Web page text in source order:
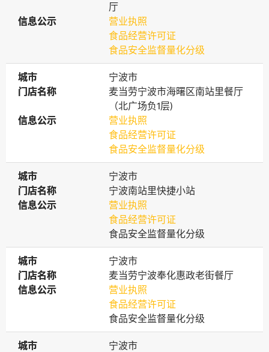
厅
信息公示
信息公示
营业执照
食品经营许可证
食品安全监督量化分级
城市
城市
宁波市
门店名称
门店名称
麦当劳宁波市海曙区南站里餐厅
（北广场负1层)
信息公示
信息公示
营业执照
食品经营许可证
食品安全监督量化分级
城市
城市
宁波市
门店名称
门店名称
宁波南站里快捷小站
信息公示
信息公示
营业执照
食品经营许可证
食品安全监督量化分级
城市
城市
宁波市
门店名称
门店名称
麦当劳宁波奉化惠政老街餐厅
信息公示
信息公示
营业执照
食品经营许可证
食品安全监督量化分级
城市
城市
宁波市